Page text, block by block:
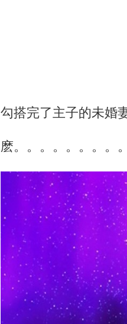
勾搭完了主子的未婚
麽。。。。。。。。